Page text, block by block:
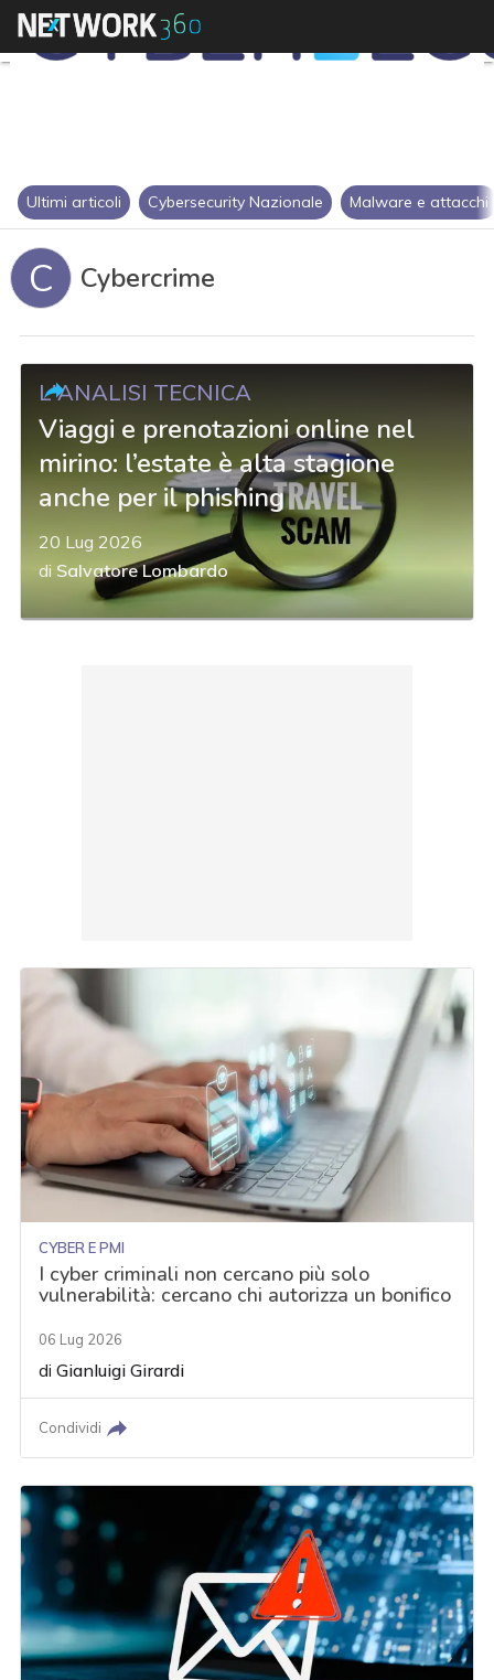
Ultimi articoli Cybersecurity Nazionale Malware e attacchi
C Cybercrime
L'ANALISI TECNICA
Viaggi e prenotazioni online nel
mirino: l’estate è alta stagione
anche per il phishing
20 Lug 2026
di Salvatore Lombardo
CYBER E PMI
I cyber criminali non cercano più solo
vulnerabilità: cercano chi autorizza un bonifico
06 Lug 2026
diGianluigi Girardi
Condividi